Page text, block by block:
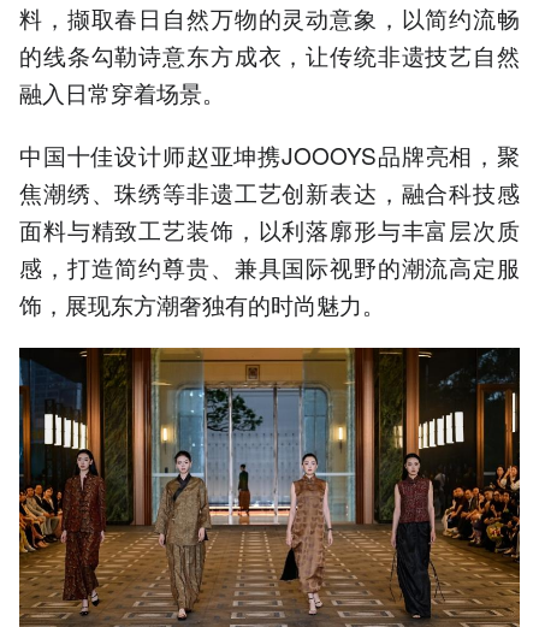
料，撷取春日自然万物的灵动意象，以简约流畅
的线条勾勒诗意东方成衣，让传统非遗技艺自然
融入日常穿着场景。
中国十佳设计师赵亚坤携JOOOYS品牌亮相，聚
焦潮绣、珠绣等非遗工艺创新表达，融合科技感
面料与精致工艺装饰，以利落廓形与丰富层次质
感，打造简约尊贵、兼具国际视野的潮流高定服
饰，展现东方潮奢独有的时尚魅力。